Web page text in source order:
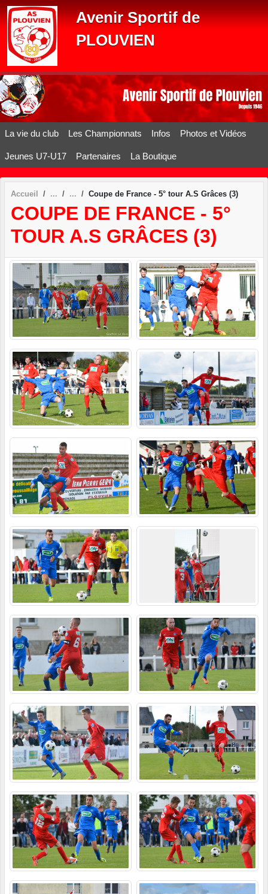
Avenir Sportif de
PLOUVIEN
La vie du club Les Championnats Infos Photos et Vidéos
Jeunes U7-U17 Partenaires La Boutique
Accueil Coupe de France - 5° tour A.S Grâces (3)
COUPE DE FRANCE - 5°
TOUR A.S GRÂCES (3)
Panneau de gestion des cookies